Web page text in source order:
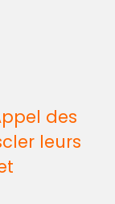
des
leurs